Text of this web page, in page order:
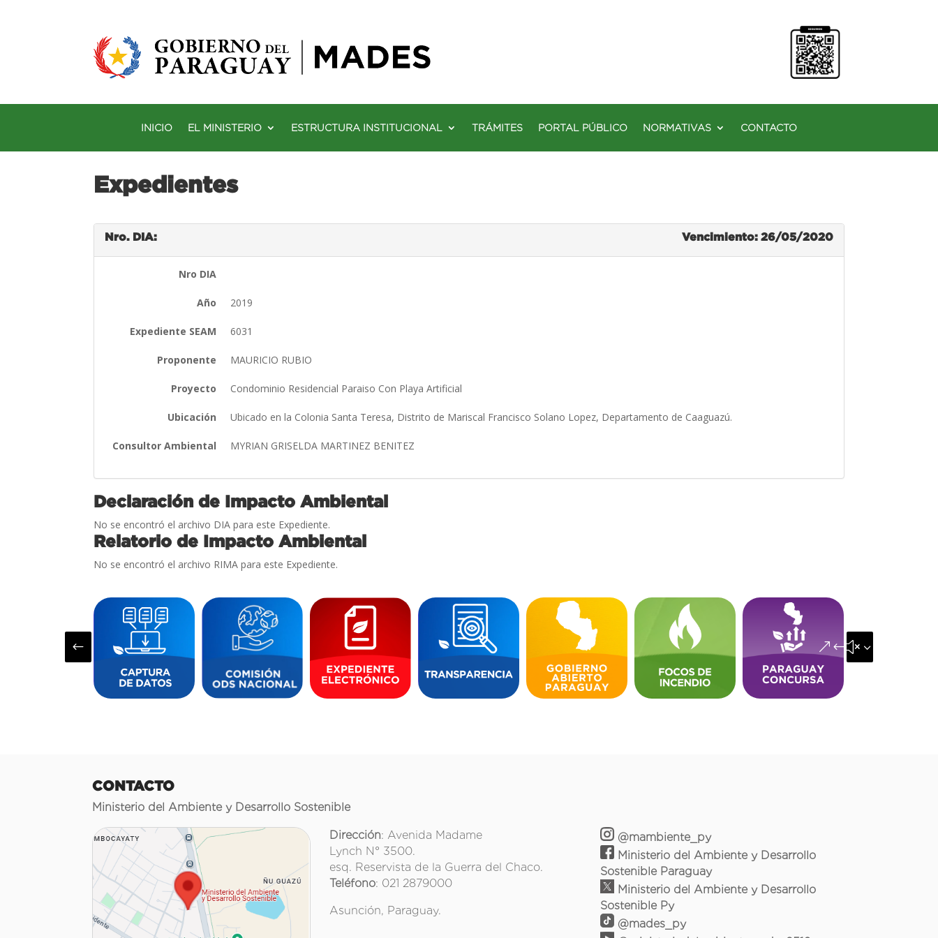
INICIO EL MINISTERIO ESTRUCTURA INSTITUCIONAL TRÁMITES PORTAL PÚBLICO NORMATIVAS CONTACTO
Expedientes
Nro. DIA: Vencimiento: 26/05/2020
Nro DIA
Año 2019
Expediente SEAM 6031
Proponente MAURICIO RUBIO
Proyecto Condominio Residencial Paraiso Con Playa Artificial
Ubicación Ubicado en la Colonia Santa Teresa, Distrito de Mariscal Francisco Solano Lopez, Departamento de Caaguazú.
Consultor Ambiental MYRIAN GRISELDA MARTINEZ BENITEZ
Declaración de Impacto Ambiental
No se encontró el archivo DIA para este Expediente.
Relatorio de Impacto Ambiental
No se encontró el archivo RIMA para este Expediente.
# &#x35;
CONTACTO
Ministerio del Ambiente y Desarrollo Sostenible
Dirección: Avenida Madame
Lynch N° 3500.
esq. Reservista de la Guerra del Chaco.
Teléfono: 021 2879000
Asunción, Paraguay.
@mambiente_py
Ministerio del Ambiente y Desarrollo
Sostenible Paraguay
Ministerio del Ambiente y Desarrollo
Sostenible Py
@mades_py